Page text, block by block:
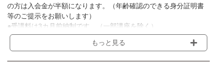
の方は入会金が半額になります。（年齢確認のできる身分証明書
等のご提示をお願いします）
●受講料は3カ月前納制です。（一部講座を除く）
●受講料には運営費として１講座につき月額770円(税込)が含まれ
ております。また一部の講座では別途傷害保険料も含まれており
もっと見る